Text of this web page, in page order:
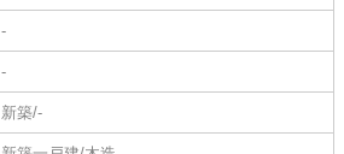
-
-
新築/-